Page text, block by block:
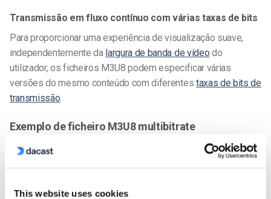
This website uses cookies
Transmissão em fluxo contínuo com várias taxas de bits
Para proporcionar uma experiência de visualização suave,
independentemente da largura de banda de vídeo do
utilizador, os ficheiros M3U8 podem especificar várias
versões do mesmo conteúdo com diferentes taxas de bits de
transmissão.
Exemplo de ficheiro M3U8 multibitrate
texto simples